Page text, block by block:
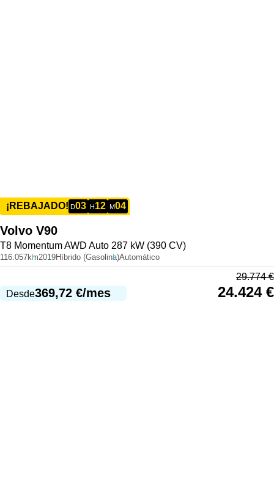
¡REBAJADO! D03 H12 M04
Volvo V90
T8 Momentum AWD Auto 287 kW (390 CV)
116.057km2019Híbrido (Gasolina)Automático
Desde369,72 €/mes
29.774€
24.424 €